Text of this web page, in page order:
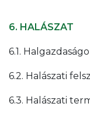
6. HALÁSZAT
6.1.
6.2. Halászati
6.3. Halászati